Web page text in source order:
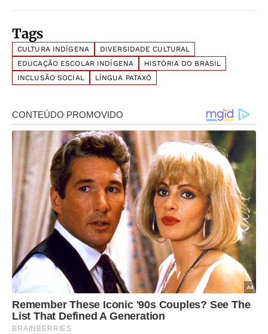
Tags
CULTURA INDÍGENA
DIVERSIDADE CULTURAL
EDUCAÇÃO ESCOLAR INDÍGENA
HISTÓRIA DO BRASIL
INCLUSÃO SOCIAL
LÍNGUA PATAXÓ